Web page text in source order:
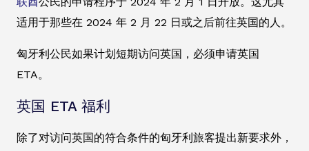
适用于那些在 2024 年 2 月 22 日或之后前往英国的人。
匈牙利公民如果计划短期访问英国，必须申请英国
ETA。
英国 ETA 福利
除了对访问英国的符合条件的匈牙利旅客提出新要求外，